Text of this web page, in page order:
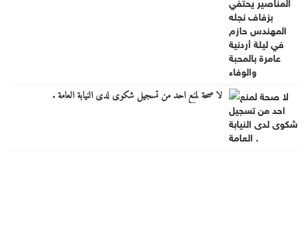
لا صحة لمنع احد من تسجيل شكوى لدى النيابة العامة .